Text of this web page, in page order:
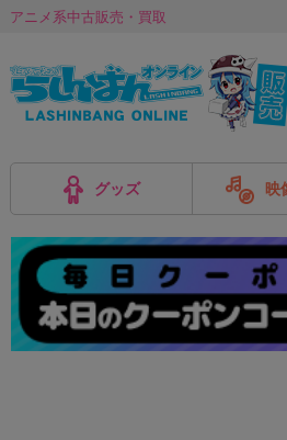
アニメ系中古販売・買取
グッズ 映